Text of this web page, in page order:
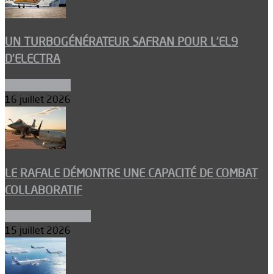
UN TURBOGÉNÉRATEUR SAFRAN POUR L’EL9
D’ELECTRA
16 juillet 2026
LE RAFALE DÉMONTRE UNE CAPACITÉ DE COMBAT
COLLABORATIF
15 juillet 2026